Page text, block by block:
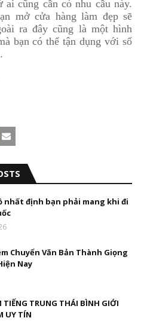
cũng cần có nhu cầu này.
mở cửa hàng làm đẹp sẽ
ra đây cũng là một hình
bạn có thể tận dụng với số
nhất định bạn phải mang khi đi
Chuyển Văn Bản Thành Giọng
Nay
TIẾNG TRUNG THÁI BÌNH GIỚI
UY TÍN